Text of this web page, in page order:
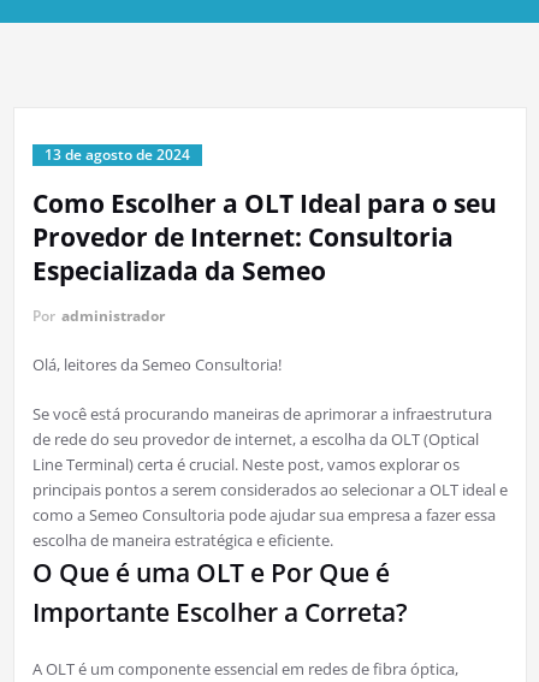
13 de agosto de 2024
Como Escolher a OLT Ideal para o seu
Provedor de Internet: Consultoria
Especializada da Semeo
Por administrador
Olá, leitores da Semeo Consultoria!
Se você está procurando maneiras de aprimorar a infraestrutura
de rede do seu provedor de internet, a escolha da OLT (Optical
Line Terminal) certa é crucial. Neste post, vamos explorar os
principais pontos a serem considerados ao selecionar a OLT ideal e
como a Semeo Consultoria pode ajudar sua empresa a fazer essa
escolha de maneira estratégica e eficiente.
O Que é uma OLT e Por Que é
Importante Escolher a Correta?
A OLT é um componente essencial em redes de fibra óptica,